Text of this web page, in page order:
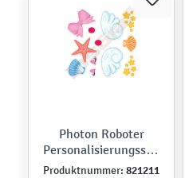
Photon Roboter
Personalisierungsstic
ker, Wasserwesen
Produktnummer: 821211